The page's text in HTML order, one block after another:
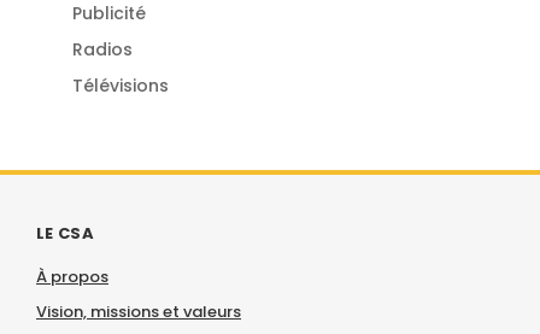
Publicité
Radios
Télévisions
LE CSA
À propos
Vision, missions et valeurs